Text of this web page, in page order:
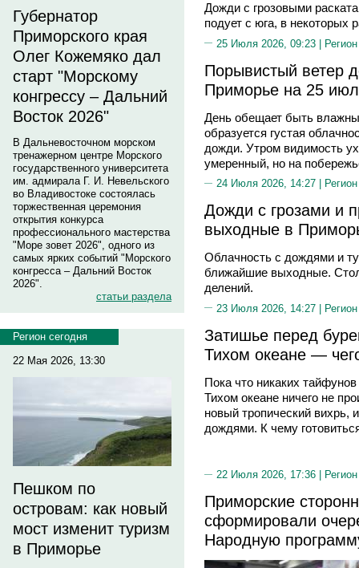
Губернатор
Приморского края
Олег Кожемяко дал
старт "Морскому
конгрессу – Дальний
Восток 2026"
В Дальневосточном морском
тренажерном центре Морского
государственного университета
им. адмирала Г. И. Невельского
во Владивостоке состоялась
торжественная церемония
открытия конкурса
профессионального мастерства
"Море зовет 2026", одного из
самых ярких событий "Морского
конгресса – Дальний Восток
2026".
статьи раздела
Регион сегодня
22 Мая 2026, 13:30
Пешком по
островам: как новый
мост изменит туризм
в Приморье
Дожди с грозовыми
подует с юга, в
25 Июля 2026, 09:23 |
Порывистый ветер
Приморье на 25
День обещает быть
образуется густая
дожди. Утром видимость
умеренный, но на
24 Июля 2026, 14:27 |
Дожди с грозами и
выходные в
Облачность с дождями и
ближайшие выходные.
делений.
23 Июля 2026, 14:27 |
Затишье перед
Тихом океане —
Пока что никаких
Тихом океане ничего не
новый тропический вихрь,
дождями. К чему
22 Июля 2026, 17:36 |
Приморские
сформировали
Народную